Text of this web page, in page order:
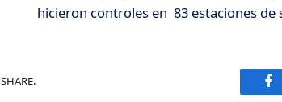
hicieron controles en 83 estaciones
SHARE.